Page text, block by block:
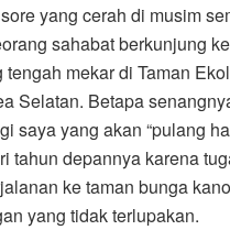
yang cerah di musim
sahabat berkunjung
tengah mekar di Taman
Selatan. Betapa
saya yang akan “pulang
tahun depannya karena
ke taman bunga
yang tidak terlupakan.